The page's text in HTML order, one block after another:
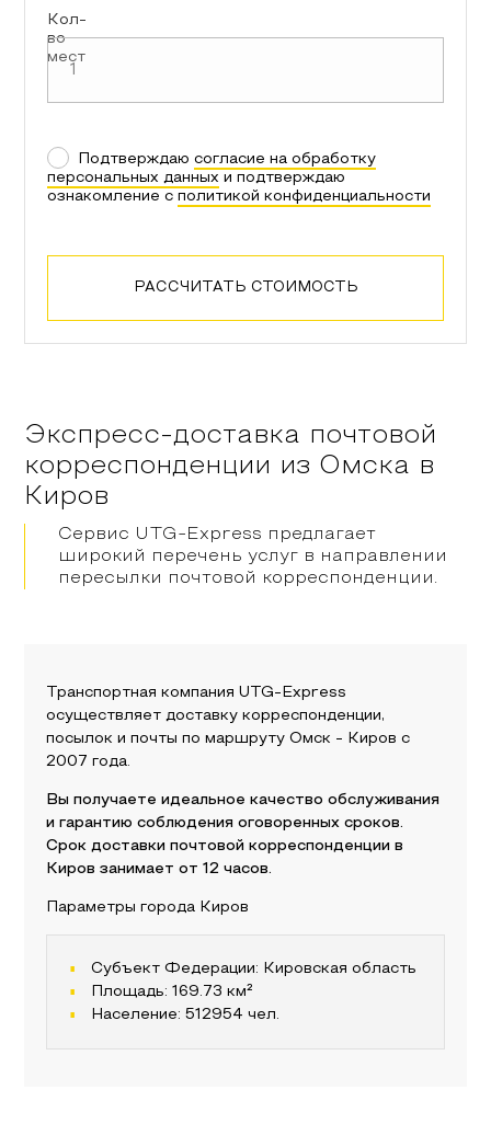
Кол-
во
мест
Подтверждаю согласие на обработку
персональных данных и подтверждаю
ознакомление с политикой конфиденциальности
РАССЧИТАТЬ СТОИМОСТЬ
Экспресс-доставка почтовой
корреспонденции из Омска в
Киров
Сервис UTG-Express предлагает
широкий перечень услуг в направлении
пересылки почтовой корреспонденции.
Транспортная компания UTG-Express
осуществляет доставку корреспонденции,
посылок и почты по маршрутуОмск - Киров с
2007 года.
Вы получаете идеальное качество обслуживания
и гарантию соблюдения оговоренных сроков.
Срок доставки почтовой корреспонденции в
Киров занимает от 12 часов.
Параметры города Киров
Субъект Федерации:
Кировская область
Площадь:169.73 км²
Население:512954 чел.